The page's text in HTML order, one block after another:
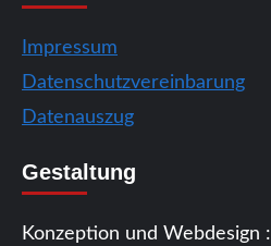
Impressum
Datenschutzvereinbarung
Datenauszug
Gestaltung
Konzeption und Webdesign :